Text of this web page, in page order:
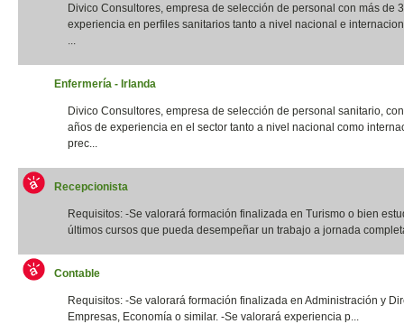
Divico Consultores, empresa de selección de personal con más de
experiencia en perfiles sanitarios tanto a nivel nacional e
...
Enfermería - Irlanda
Divico Consultores, empresa de selección de personal sanitario,
años de experiencia en el sector tanto a nivel nacional como
prec...
Recepcionista
Requisitos: -Se valorará formación finalizada en Turismo o bien
últimos cursos que pueda desempeñar un trabajo a jornada
Contable
Requisitos: -Se valorará formación finalizada en Administración y
Empresas, Economía o similar. -Se valorará experiencia p...